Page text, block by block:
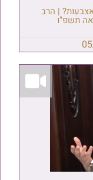
| הרב
תשפ"ו